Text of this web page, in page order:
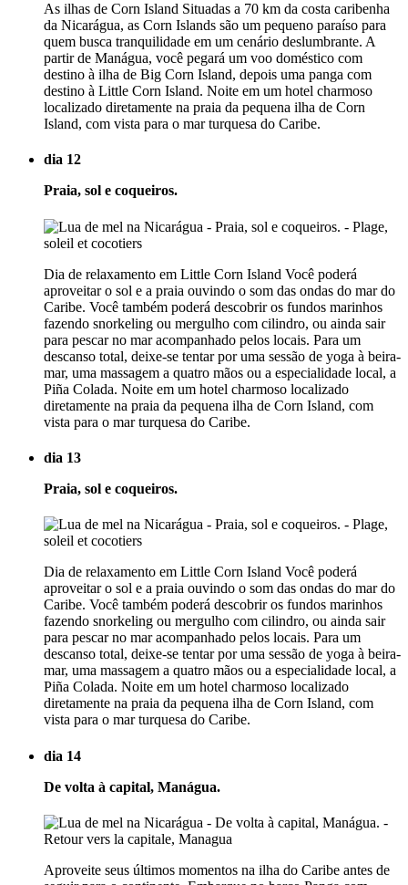
As ilhas de Corn Island Situadas a 70 km da costa caribenha
da Nicarágua, as Corn Islands são um pequeno paraíso para
quem busca tranquilidade em um cenário deslumbrante. A
partir de Manágua, você pegará um voo doméstico com
destino à ilha de Big Corn Island, depois uma panga com
destino à Little Corn Island. Noite em um hotel charmoso
localizado diretamente na praia da pequena ilha de Corn
Island, com vista para o mar turquesa do Caribe.
dia 12
Praia, sol e coqueiros.
Dia de relaxamento em Little Corn Island Você poderá
aproveitar o sol e a praia ouvindo o som das ondas do mar do
Caribe. Você também poderá descobrir os fundos marinhos
fazendo snorkeling ou mergulho com cilindro, ou ainda sair
para pescar no mar acompanhado pelos locais. Para um
descanso total, deixe-se tentar por uma sessão de yoga à beira-
mar, uma massagem a quatro mãos ou a especialidade local, a
Piña Colada. Noite em um hotel charmoso localizado
diretamente na praia da pequena ilha de Corn Island, com
vista para o mar turquesa do Caribe.
dia 13
Praia, sol e coqueiros.
Dia de relaxamento em Little Corn Island Você poderá
aproveitar o sol e a praia ouvindo o som das ondas do mar do
Caribe. Você também poderá descobrir os fundos marinhos
fazendo snorkeling ou mergulho com cilindro, ou ainda sair
para pescar no mar acompanhado pelos locais. Para um
descanso total, deixe-se tentar por uma sessão de yoga à beira-
mar, uma massagem a quatro mãos ou a especialidade local, a
Piña Colada. Noite em um hotel charmoso localizado
diretamente na praia da pequena ilha de Corn Island, com
vista para o mar turquesa do Caribe.
dia 14
De volta à capital, Manágua.
Aproveite seus últimos momentos na ilha do Caribe antes de